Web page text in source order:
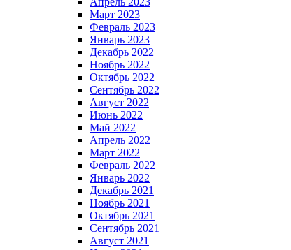
Март 2023
Февраль 2023
Январь 2023
Декабрь 2022
Ноябрь 2022
Октябрь 2022
Сентябрь 2022
Август 2022
Июнь 2022
Май 2022
Апрель 2022
Март 2022
Февраль 2022
Январь 2022
Декабрь 2021
Ноябрь 2021
Октябрь 2021
Сентябрь 2021
Август 2021